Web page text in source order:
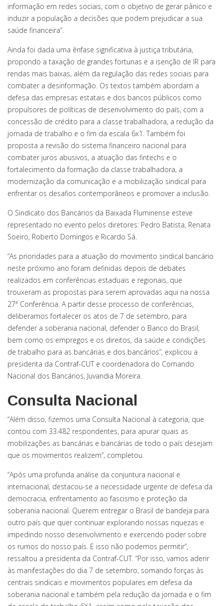
informação em redes sociais, com o objetivo de gerar pânico e
induzir a população a decisões que podem prejudicar a sua
saúde financeira”.
Ainda foi dada uma ênfase significativa à justiça tributária,
propondo a taxação de grandes fortunas e a isenção de IR para
rendas mais baixas, além da regulação das redes sociais para
combater a desinformação. Os textos também abordam a
defesa das empresas estatais e dos bancos públicos como
propulsores de políticas de desenvolvimento do país, com a
concessão de crédito para a classe trabalhadora, a redução da
jornada de trabalho e o fim da escala 6x1. Também foi
proposta a revisão do sistema financeiro nacional para
combater juros abusivos, a atuação das fintechs e o
fortalecimento da formação da classe trabalhadora, a
modernização da comunicação e a mobilização sindical para
enfrentar os desafios contemporâneos e promover a inclusão.
O Sindicato dos Bancários da Baixada Fluminense esteve
representado no evento pelos diretores: Pedro Batista, Renata
Soeiro, Roberto Domingos e Ricardo Sá.
“As prioridades para a atuação do movimento sindical bancário
neste próximo ano foram definidas depois de debates
realizados em conferências estaduais e regionais, que
trouxeram as propostas para serem aprovadas aqui na nossa
27ª Conferência. A partir desse processo de conferências,
deliberamos fortalecer os atos de 7 de setembro, para
defender a soberania nacional, defender o Banco do Brasil,
bem como os empregos e os direitos, da saúde e condições
de trabalho para as bancárias e dos bancários”, explicou a
presidenta da Contraf-CUT e coordenadora do Comando
Nacional dos Bancários, Juvandia Moreira.
Consulta Nacional
“Além disso, fizemos uma Consulta Nacional à categoria, que
contou com 33.482 respondentes, para apurar quais as
mobilizações as bancárias e bancárias de todo o país desejam
que os movimentos realizem”, completou.
“Após uma profunda análise da conjuntura nacional e
internacional, destacou-se a necessidade urgente de defesa da
democracia, enfrentamento ao fascismo e proteção da
soberania nacional. Querem entregar o Brasil de bandeja para
outro país que quer continuar explorando nossas riquezas e
impedindo nosso desenvolvimento e exercendo poder sobre
os rumos do nosso país. E isso não podemos permitir”,
ressaltou a presidenta da Contraf-CUT. “Por isso, vamos aderir
às manifestações do dia 7 de setembro, somando forças às
centrais sindicais e movimentos populares em defesa da
soberania nacional e também pela redução da jornada e o fim